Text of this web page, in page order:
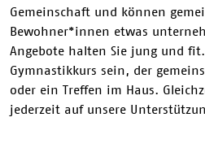
Gemeinschaft und können
Bewohner*innen etwas
Angebote halten Sie jung und
Gymnastikkurs sein, der
oder ein Treffen im Haus.
jederzeit auf unsere